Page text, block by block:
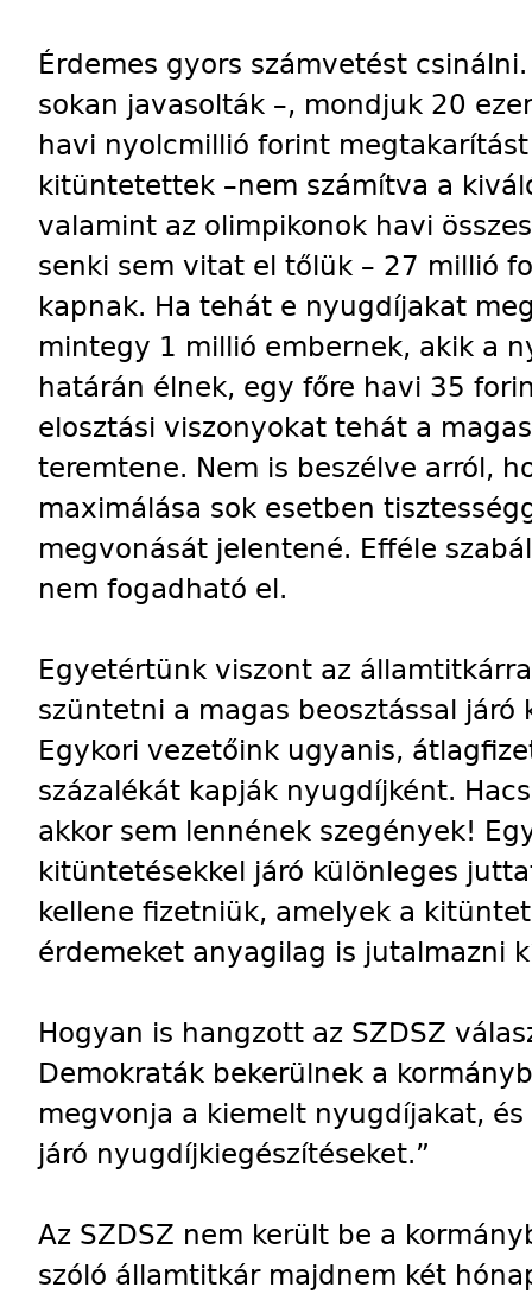
Érdemes gyors számvetést
sokan javasolták –, mondjuk 20
havi nyolcmillió forint
kitüntetettek –nem számítva a
valamint az olimpikonok havi
senki sem vitat el tőlük – 27 millió
kapnak. Ha tehát e nyugdíjakat
mintegy 1 millió embernek, akik a
határán élnek, egy főre havi 35
elosztási viszonyokat tehát a
teremtene. Nem is beszélve arról,
maximálása sok esetben
megvonását jelentené. Efféle
nem fogadható el.
Egyetértünk viszont az
szüntetni a magas beosztással
Egykori vezetőink ugyanis,
százalékát kapják nyugdíjként.
akkor sem lennének szegények!
kitüntetésekkel járó különleges
kellene fizetniük, amelyek a
érdemeket anyagilag is jutalmazni
Hogyan is hangzott az SZDSZ
Demokraták bekerülnek a
megvonja a kiemelt nyugdíjakat,
járó nyugdíjkiegészítéseket.”
Az SZDSZ nem került be a
szóló államtitkár majdnem két